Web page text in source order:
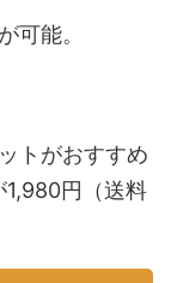
可能。
トがおすすめ
円（送料